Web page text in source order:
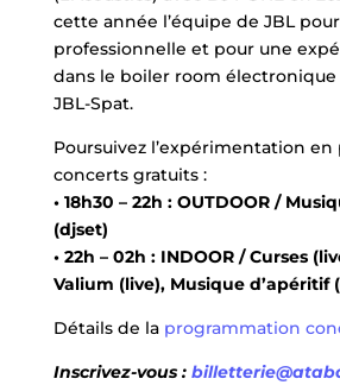
cette année l’équipe de JBL
professionnelle et pour une
dans le boiler room électronique
JBL-Spat.
Poursuivez l’expérimentation
concerts gratuits :
• 18h30 – 22h : OUTDOOR /
(djset)
• 22h – 02h : INDOOR / Curses
Valium (live), Musique d’apéritif
Détails de la programmation
Inscrivez-vous :